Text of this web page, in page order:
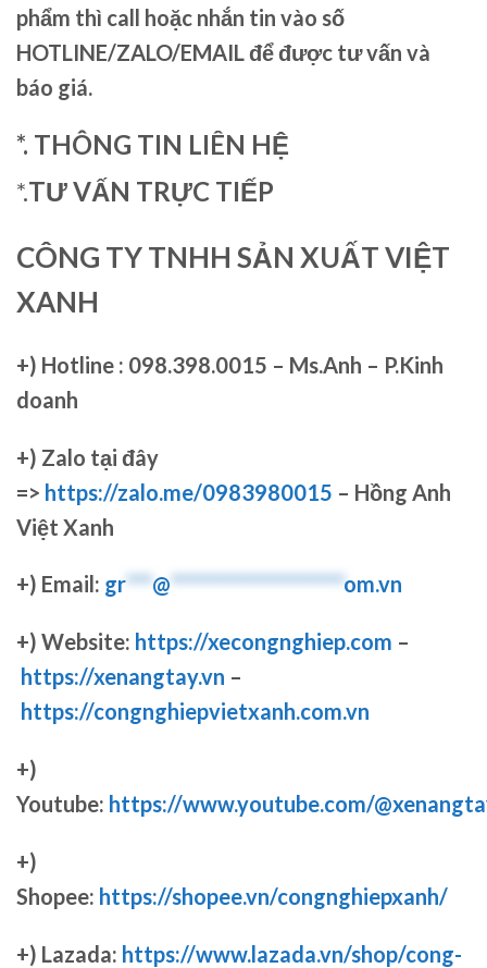
phẩm thì call hoặc nhắn tin vào số
HOTLINE/ZALO/EMAIL để được tư vấn và
báo giá.
*. THÔNG TIN LIÊN HỆ
*.TƯ VẤN TRỰC TIẾP
CÔNG TY TNHH SẢN XUẤT VIỆT
XANH
+) Hotline : 098.398.0015 – Ms.Anh – P.Kinh
doanh
+) Zalo tại đây
=> https://zalo.me/0983980015 – Hồng Anh
Việt Xanh
+) Email: gr***@********************om.vn
+) Website: https://xecongnghiep.com –
https://xenangtay.vn –
https://congnghiepvietxanh.com.vn
+)
Youtube: https://www.youtube.com/
+)
Shopee: https://shopee.vn/congnghiepxanh/
+) Lazada: https://www.lazada.vn/shop/cong-